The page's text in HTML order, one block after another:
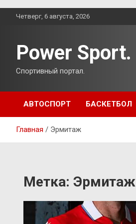
ПерейтиЧетверг, 6 августа, 2026
Power Sport.
Спортивный портал.
АВТОСПОРТ БАСКЕТБОЛ
Главная Эрмитаж
Метка: Эрмитаж